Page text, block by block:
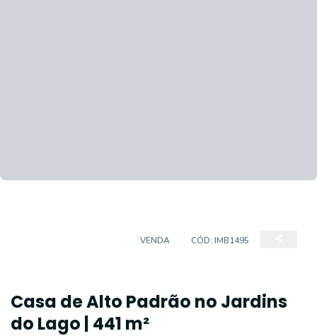
VENDA CÓD: IMB1495
Casa de Alto Padrão no Jardins
do Lago | 441 m²